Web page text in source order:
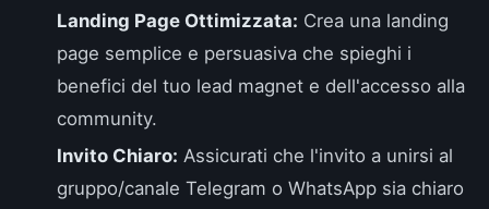
Landing Page Ottimizzata: Crea una landing
page semplice e persuasiva che spieghi i
benefici del tuo lead magnet e dell'accesso alla
community.
Invito Chiaro: Assicurati che l'invito a unirsi al
gruppo/canale Telegram o WhatsApp sia chiaro